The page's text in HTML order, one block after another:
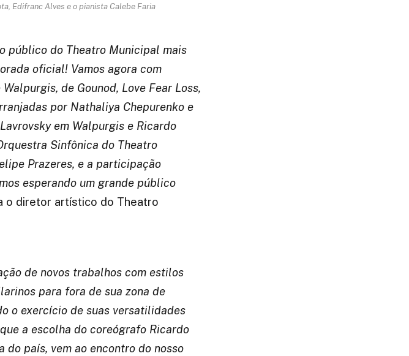
Edifranc Alves e o pianista Calebe Faria
público do Theatro Municipal mais
oficial! Vamos agora com
de Gounod, Love Fear Loss,
por Nathaliya Chepurenko e
em Walpurgis e Ricardo
Sinfônica do Theatro
Prazeres, e a participação
esperando um grande público
o diretor artístico do Theatro
de novos trabalhos com estilos
para fora de sua zona de
o exercício de suas versatilidades
a escolha do coreógrafo Ricardo
país, vem ao encontro do nosso